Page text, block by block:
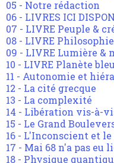
05 - Notre rédaction
06 - LIVRES ICI
07 - LIVRE Peuple &
08 - LIVRE
09 - LIVRE Lumière &
10 - LIVRE Planète
11 - Autonomie et
12 - La cité grecque
13 - La complexité
14 - Libération vis-à-
15 - Le Grand
16 - L'Inconscient et
17 - Mai 68 n'a pas eu
18 - Physique